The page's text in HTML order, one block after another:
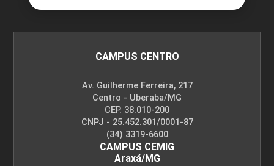
CAMPUS CENTRO
Av. Guilherme Ferreira, 217
Centro - Uberaba/MG
CEP. 38.010-200
CNPJ - 25.452.301/0001-87
(34) 3319-6600
CAMPUS CEMIG
Araxá/MG